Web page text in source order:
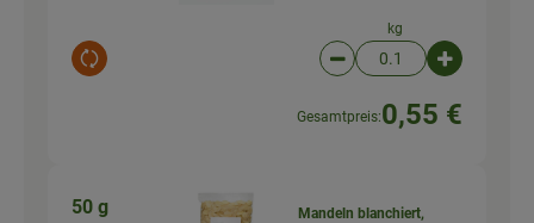
Auswahl ändern
kg
Artikelanzahl
Gesamtpreis:0,55 €
50 g
Mandeln blanchiert,